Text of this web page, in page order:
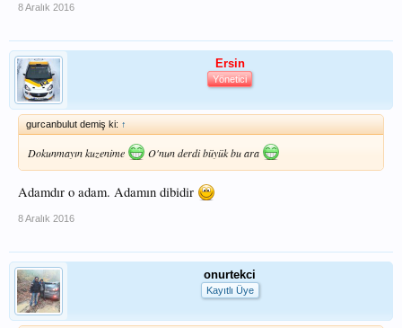
8 Aralık 2016
Ersin
Yönetici
gurcanbulut demiş ki: ↑
Dokunmayın kuzenime O'nun derdi büyük bu ara
Adamdır o adam. Adamın dibidir
8 Aralık 2016
onurtekci
Kayıtlı Üye